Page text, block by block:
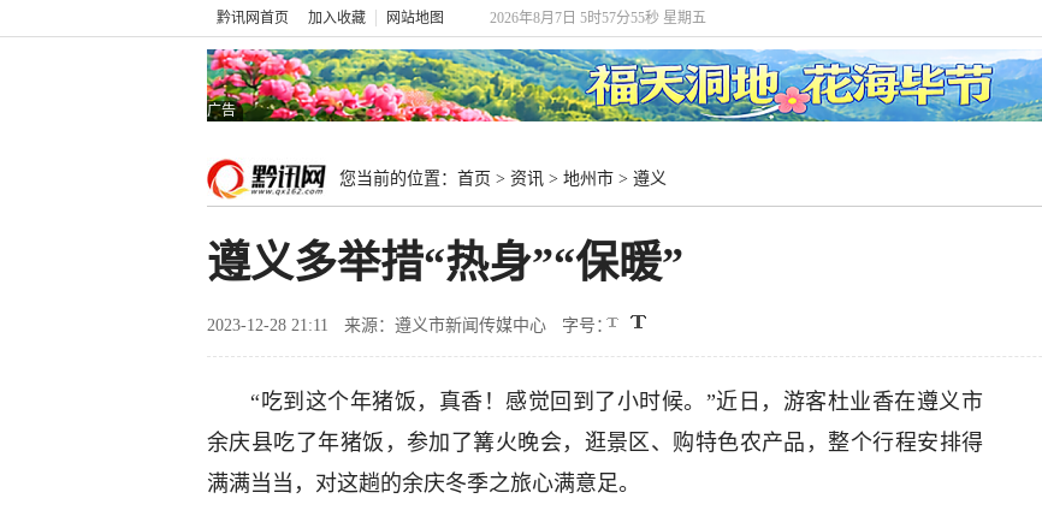
黔讯网首页 加入收藏 网站地图 2026年8月7日 5时57分57秒 星期五
广告
您当前的位置： 首页 > 资讯 > 地州市 > 遵义
遵义多举措“热身”“保暖”
2023-12-28 21:11 来源：遵义市新闻传媒中心 字号：
“吃到这个年猪饭，真香！感觉回到了小时候。”近日，游客杜业香在遵义市
余庆县吃了年猪饭，参加了篝火晚会，逛景区、购特色农产品，整个行程安排得
满满当当，对这趟的余庆冬季之旅心满意足。